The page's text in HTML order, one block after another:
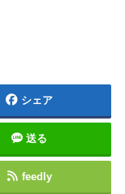
シェア
送る
feedly